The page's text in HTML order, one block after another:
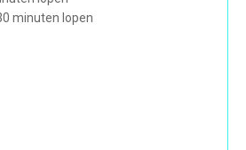
minuten lopen